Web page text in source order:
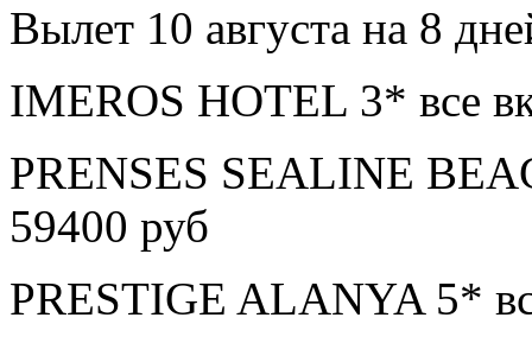
Вылет 10 августа на 8
IMEROS HOTEL 3* все
PRENSES SEALINE
59400 руб
PRESTIGE ALANYA 5*